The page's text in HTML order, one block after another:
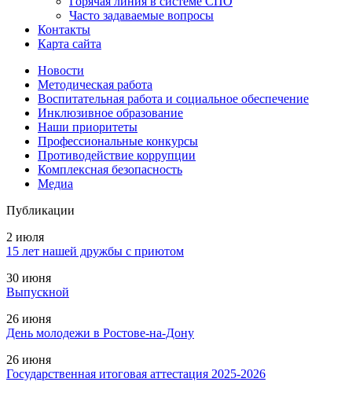
Часто задаваемые вопросы
Контакты
Карта сайта
Новости
Методическая работа
Воспитательная работа и социальное обеспечение
Инклюзивное образование
Наши приоритеты
Профессиональные конкурсы
Противодействие коррупции
Комплексная безопасность
Медиа
Публикации
2 июля
15 лет нашей дружбы с приютом
30 июня
Выпускной
26 июня
День молодежи в Ростове-на-Дону
26 июня
Государственная итоговая аттестация 2025-2026